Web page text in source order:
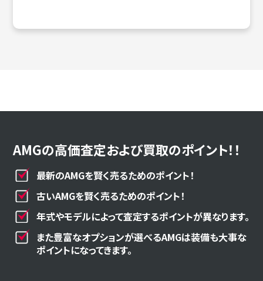
AMGの高価査定および買取のポイント！！
最新のAMGを賢く売るためのポイント！
古いAMGを賢く売るためのポイント！
年式やモデルによって査定するポイントが異なります。
また豊富なオプションが選べるAMGは装備も大事な
ポイントになってきます。